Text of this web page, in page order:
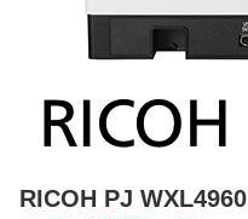
RICOH PJ WXL4960